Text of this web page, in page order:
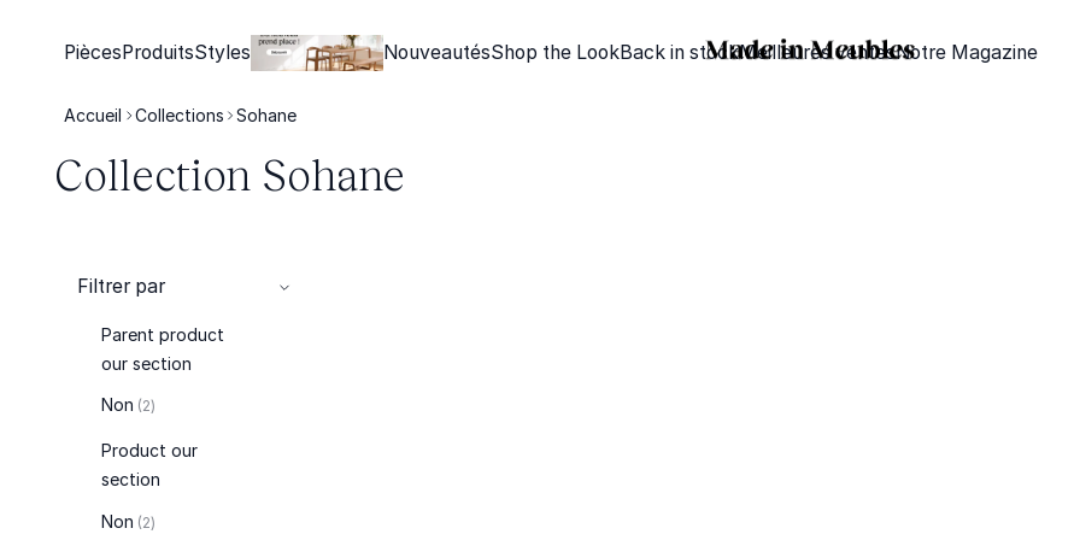
PiècesProduitsStyles NouveautésShop the LookBack in stockMeilleures ventesNotre Magazine
Accueil Collections Sohane
Collection Sohane
Filtrer par
Parent product
our section
Non 2articles
Product our
section
Non 2articles